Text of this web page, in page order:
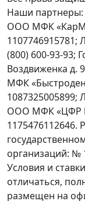
Наши партнеры:
ООО МФК
(800) 600-93-93;
Воздвиженка д.
МФК
ООО МФК «ЦФР
1175476112646.
организаций: №
Условия и
отличаться,
размещен на